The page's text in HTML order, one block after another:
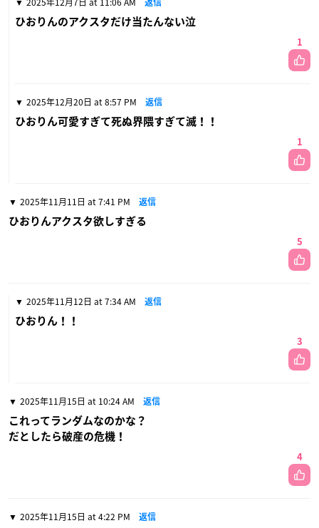
返信
ひおりんのアクスタだけ当たんない泣
1
2025年12月20日 at 8:57 PM 返信
ひおりん可愛すぎて死ぬ界隈すぎて滅！！
1
2025年11月11日 at 7:41 PM 返信
ひおりんアクスタ欲しすぎる
5
2025年11月12日 at 7:34 AM 返信
ひおりん！！
3
2025年11月15日 at 10:24 AM 返信
これってランダムなのかな？
だとしたら破産の危機！
4
2025年11月15日 at 4:22 PM 返信